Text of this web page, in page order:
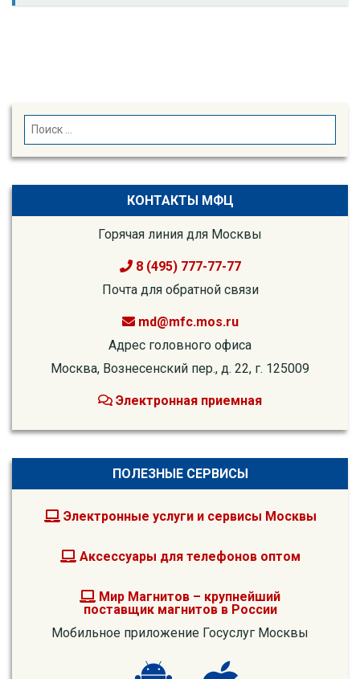
Search
for:
SEARCH
КОНТАКТЫ МФЦ
Горячая линия для Москвы
8 (495) 777-77-77
Почта для обратной связи
md@mfc.mos.ru
Адрес головного офиса
Москва, Вознесенский пер., д. 22, г. 125009
Электронная приемная
ПОЛЕЗНЫЕ СЕРВИСЫ
Электронные услуги и сервисы Москвы
Аксессуары для телефонов оптом
Мир Магнитов – крупнейший
поставщик магнитов в России
Мобильное приложение Госуслуг Москвы